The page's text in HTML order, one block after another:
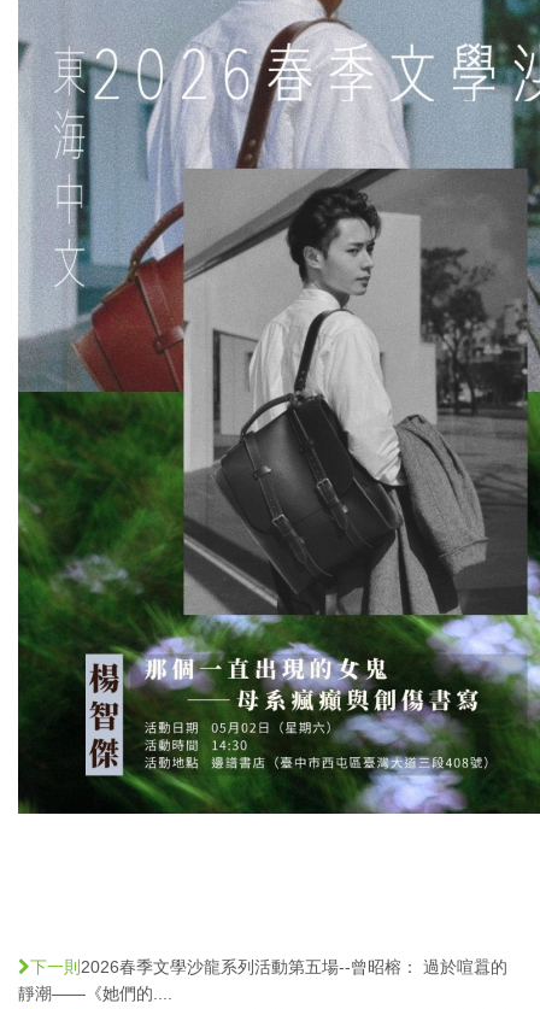
下一則 2026春季文學沙龍系列活動第五場--曾昭榕： 過於喧囂的
靜潮——《她們的....